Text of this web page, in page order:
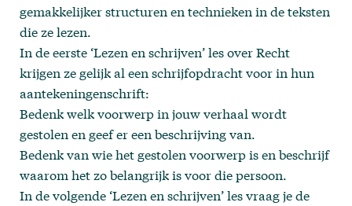
gemakkelijker structuren en technieken in de teksten
die ze lezen.
In de eerste ‘Lezen en schrijven’ les over Recht
krijgen ze gelijk al een schrijfopdracht voor in hun
aantekeningenschrift:
Bedenk welk voorwerp in jouw verhaal wordt
gestolen en geef er een beschrijving van.
Bedenk van wie het gestolen voorwerp is en beschrijf
waarom het zo belangrijk is voor die persoon.
In de volgende ‘Lezen en schrijven’ les vraag je de